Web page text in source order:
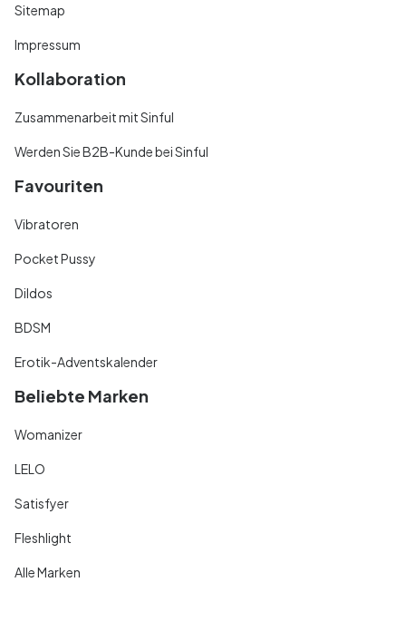
Sitemap
Impressum
Kollaboration
Zusammenarbeit mit Sinful
Werden Sie B2B-Kunde bei Sinful
Favouriten
Vibratoren
Pocket Pussy
Dildos
BDSM
Erotik-Adventskalender
Beliebte Marken
Womanizer
LELO
Satisfyer
Fleshlight
Alle Marken